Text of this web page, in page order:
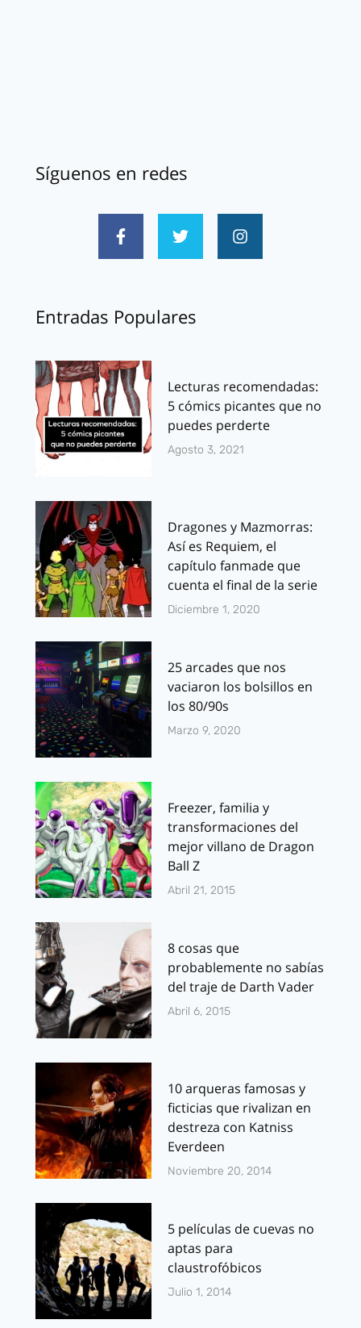
Síguenos en redes
Entradas Populares
Lecturas recomendadas:
5 cómics picantes que no
puedes perderte
Agosto 3, 2021
Dragones y Mazmorras:
Así es Requiem, el
capítulo fanmade que
cuenta el final de la serie
Diciembre 1, 2020
25 arcades que nos
vaciaron los bolsillos en
los 80/90s
Marzo 9, 2020
Freezer, familia y
transformaciones del
mejor villano de Dragon
Ball Z
Abril 21, 2015
8 cosas que
probablemente no sabías
del traje de Darth Vader
Abril 6, 2015
10 arqueras famosas y
ficticias que rivalizan en
destreza con Katniss
Everdeen
Noviembre 20, 2014
5 películas de cuevas no
aptas para
claustrofóbicos
Julio 1, 2014